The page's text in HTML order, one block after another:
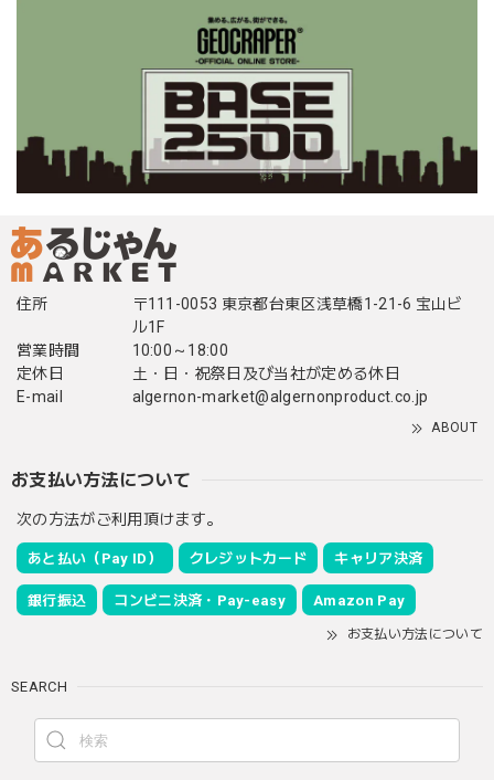
住所
〒111-0053 東京都台東区浅草橋1-21-6 宝山ビ
ル1F
営業時間
10:00～18:00
定休日
土・日・祝祭日及び当社が定める休日
E-mail
algernon-market@algernonproduct.co.jp
ABOUT
お支払い方法について
次の方法がご利用頂けます。
あと払い（Pay ID） クレジットカード キャリア決済
銀行振込 コンビニ決済・Pay-easy Amazon Pay
お支払い方法について
SEARCH